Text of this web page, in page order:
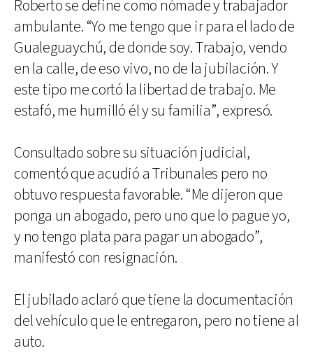
Roberto se define como nómade y trabajador
ambulante. “Yo me tengo que ir para el lado de
Gualeguaychú, de donde soy. Trabajo, vendo
en la calle, de eso vivo, no de la jubilación. Y
este tipo me cortó la libertad de trabajo. Me
estafó, me humilló él y su familia”, expresó.
Consultado sobre su situación judicial,
comentó que acudió a Tribunales pero no
obtuvo respuesta favorable. “Me dijeron que
ponga un abogado, pero uno que lo pague yo,
y no tengo plata para pagar un abogado”,
manifestó con resignación.
El jubilado aclaró que tiene la documentación
del vehículo que le entregaron, pero no tiene al
auto.